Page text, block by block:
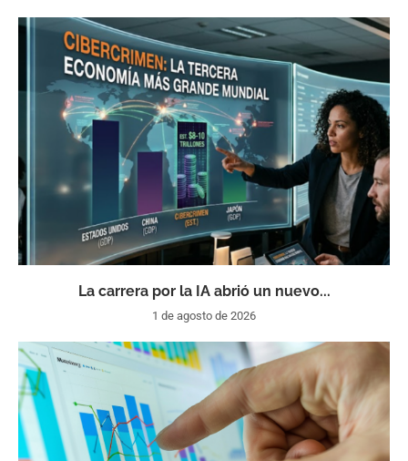
La carrera por la IA abrió un nuevo...
1 de agosto de 2026